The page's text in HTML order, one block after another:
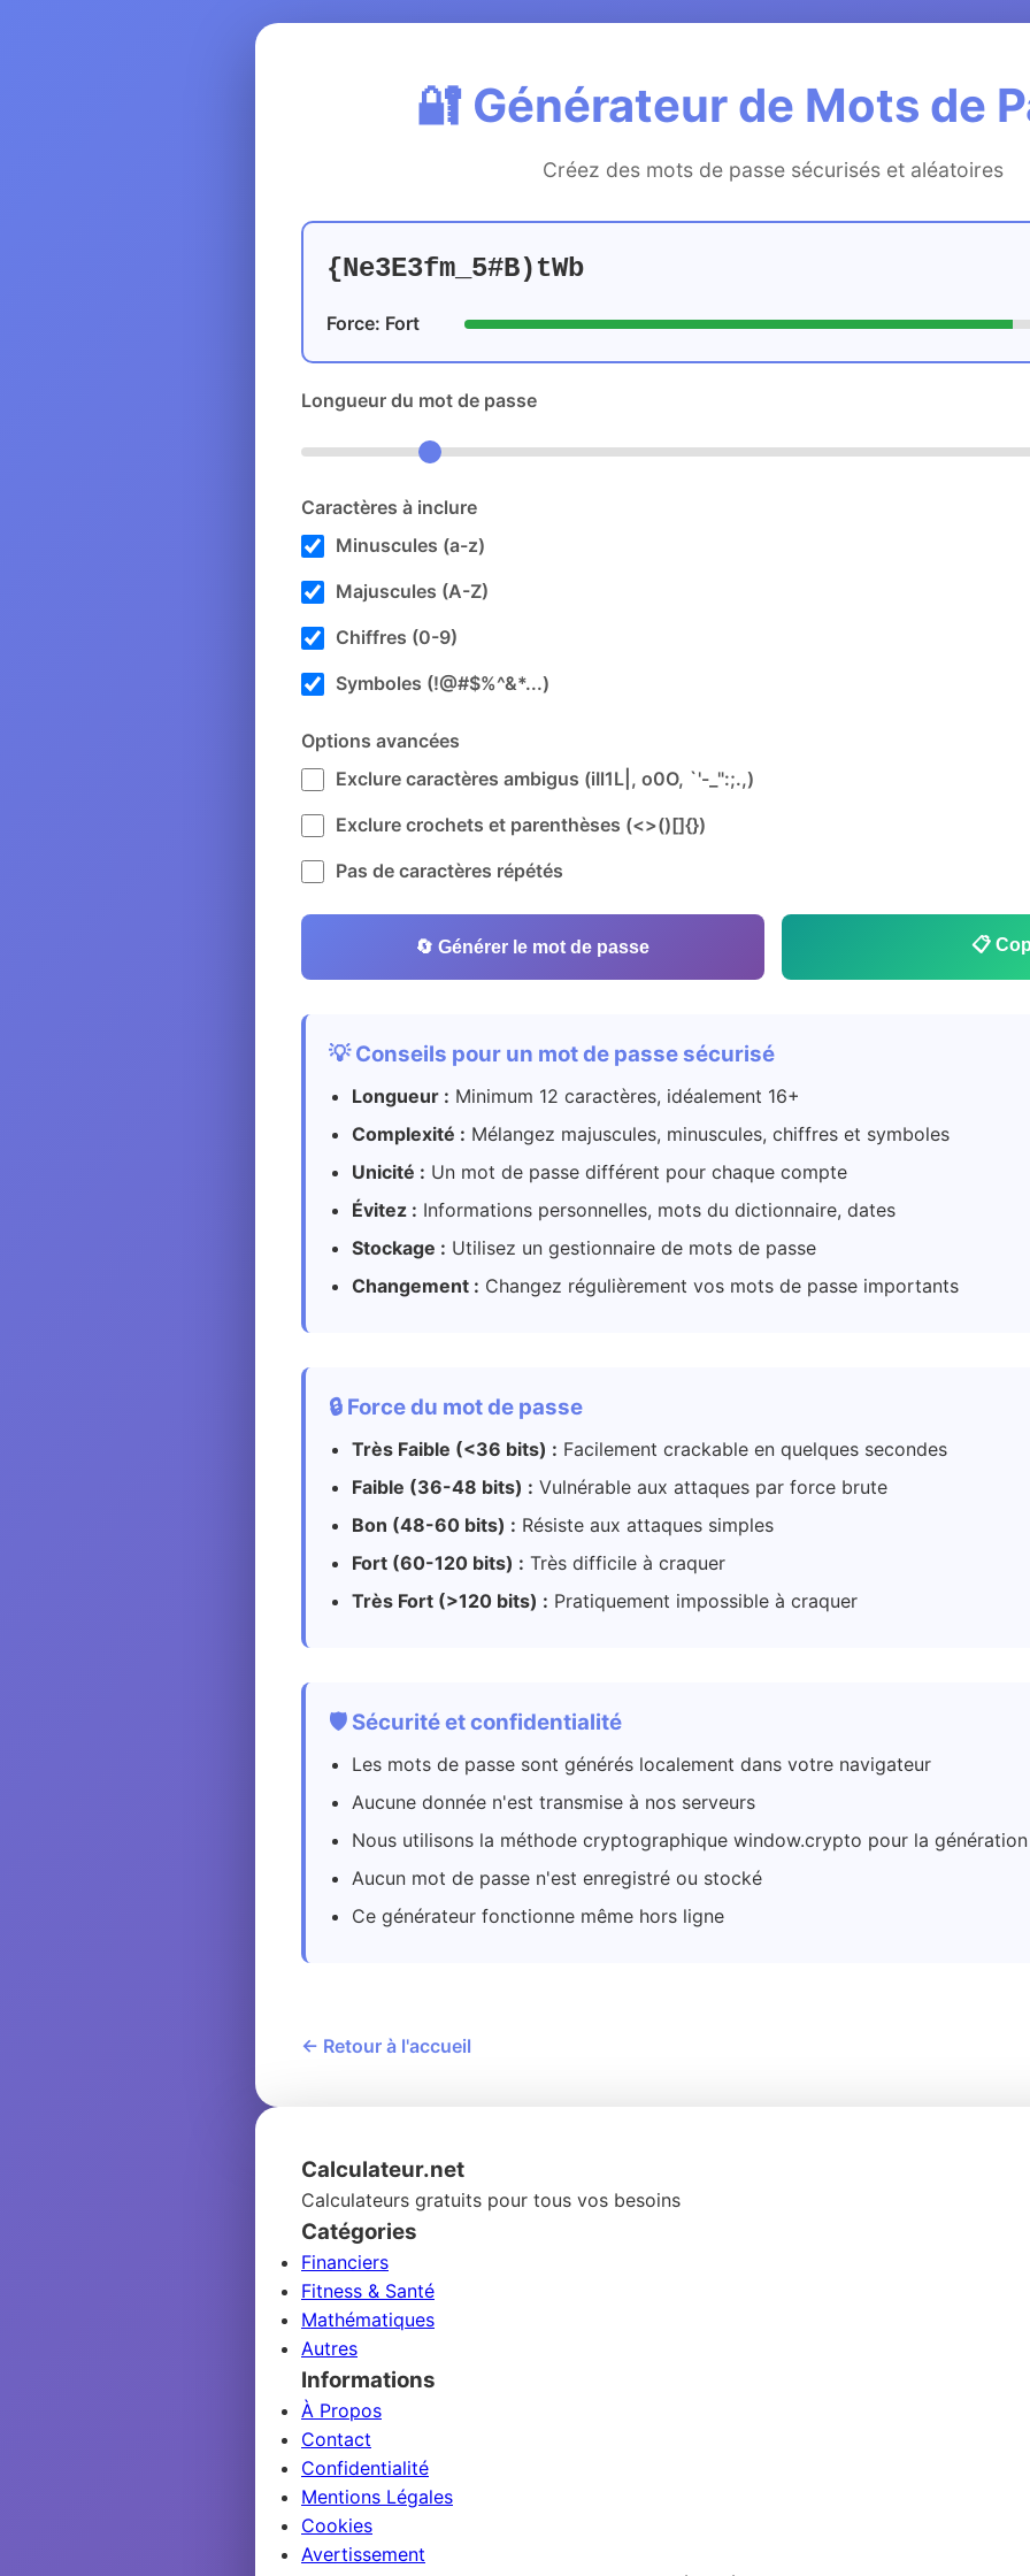
🔐 Générateur de Mots de
Créez des mots de passe sécurisés et aléatoires
{Ne3E3fm_5#B)tWb
Force: Fort
Longueur du mot de passe
Caractères à inclure
Minuscules (a-z)
Majuscules (A-Z)
Chiffres (0-9)
Symboles (!@#$%^&*...)
Options avancées
Exclure caractères ambigus (iIl1L|, o0O, `'-_":;.,)
Exclure crochets et parenthèses (<>()[]{})
Pas de caractères répétés
🔄 Générer le mot de passe 📋
💡 Conseils pour un mot de passe sécurisé
Longueur : Minimum 12 caractères, idéalement 16+
Complexité : Mélangez majuscules, minuscules, chiffres et symboles
Unicité : Un mot de passe différent pour chaque compte
Évitez : Informations personnelles, mots du dictionnaire, dates
Stockage : Utilisez un gestionnaire de mots de passe
Changement : Changez régulièrement vos mots de passe importants
🔒 Force du mot de passe
Très Faible (<36 bits) : Facilement crackable en quelques secondes
Faible (36-48 bits) : Vulnérable aux attaques par force brute
Bon (48-60 bits) : Résiste aux attaques simples
Fort (60-120 bits) : Très difficile à craquer
Très Fort (>120 bits) : Pratiquement impossible à craquer
🛡️ Sécurité et confidentialité
Les mots de passe sont générés localement dans votre navigateur
Aucune donnée n'est transmise à nos serveurs
Nous utilisons la méthode cryptographique window.crypto pour la
Aucun mot de passe n'est enregistré ou stocké
Ce générateur fonctionne même hors ligne
← Retour à l'accueil
Calculateur.net
Calculateurs gratuits pour tous vos besoins
Catégories
Financiers
Fitness & Santé
Mathématiques
Autres
Informations
À Propos
Contact
Confidentialité
Mentions Légales
Cookies
Avertissement